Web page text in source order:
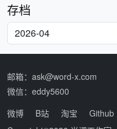
存档
邮箱：ask@word-x.com
微信：eddy5600
微博
B站 淘宝
Github